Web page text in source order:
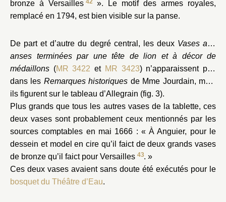
bronze à Versailles 42». Le motif des armes royales,
remplacé en 1794, est bien visible sur la panse.
De part et d’autre du degré central, les deux Vases aux
anses terminées par une tête de lion et à décor de
médaillons (MR 3422 et MR 3423) n’apparaissent pas
dans les Remarques historiques de Mme Jourdain, mais
ils figurent sur le tableau d’Allegrain (fig. 3).
Plus grands que tous les autres vases de la tablette, ces
deux vases sont probablement ceux mentionnés par les
sources comptables en mai 1666 : « À Anguier, pour le
dessein et model en cire qu’il faict de deux grands vases
de bronze qu’il faict pour Versailles 43. »
Ces deux vases avaient sans doute été exécutés pour le
bosquet du Théâtre d’Eau.